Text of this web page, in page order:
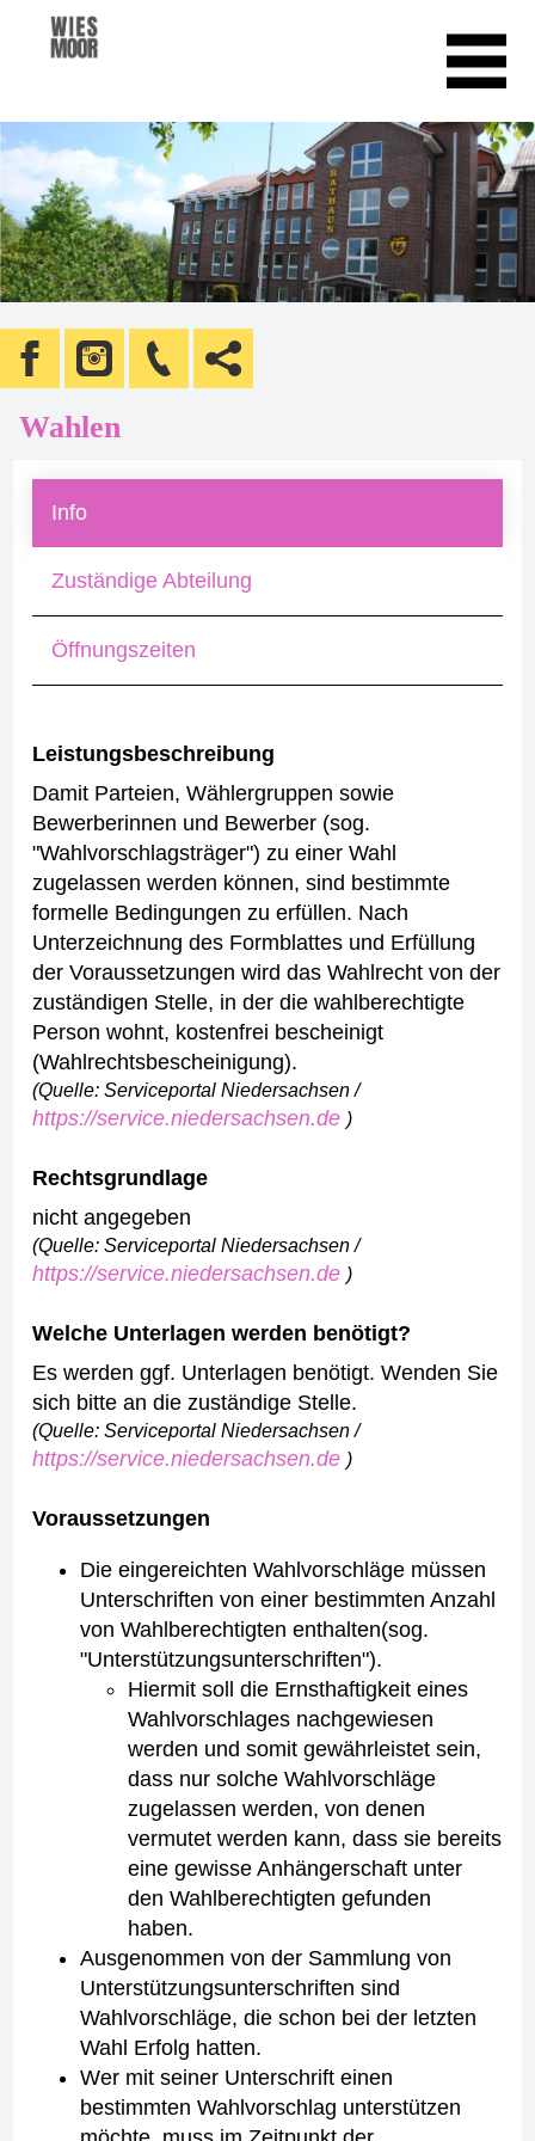
Wahlen
Info
Zuständige Abteilung
Öffnungszeiten
Leistungsbeschreibung
Damit Parteien, Wählergruppen sowie
Bewerberinnen und Bewerber (sog.
"Wahlvorschlagsträger") zu einer Wahl
zugelassen werden können, sind bestimmte
formelle Bedingungen zu erfüllen. Nach
Unterzeichnung des Formblattes und Erfüllung
der Voraussetzungen wird das Wahlrecht von der
zuständigen Stelle, in der die wahlberechtigte
Person wohnt, kostenfrei bescheinigt
(Wahlrechtsbescheinigung).
(Quelle: Serviceportal Niedersachsen /
https://service.niedersachsen.de )
Rechtsgrundlage
nicht angegeben
(Quelle: Serviceportal Niedersachsen /
https://service.niedersachsen.de )
Welche Unterlagen werden benötigt?
Es werden ggf. Unterlagen benötigt. Wenden Sie
sich bitte an die zuständige Stelle.
(Quelle: Serviceportal Niedersachsen /
https://service.niedersachsen.de )
Voraussetzungen
Die eingereichten Wahlvorschläge müssen
Unterschriften von einer bestimmten Anzahl
von Wahlberechtigten enthalten(sog.
"Unterstützungsunterschriften").
Hiermit soll die Ernsthaftigkeit eines
Wahlvorschlages nachgewiesen
werden und somit gewährleistet sein,
dass nur solche Wahlvorschläge
zugelassen werden, von denen
vermutet werden kann, dass sie bereits
eine gewisse Anhängerschaft unter
den Wahlberechtigten gefunden
haben.
Ausgenommen von der Sammlung von
Unterstützungsunterschriften sind
Wahlvorschläge, die schon bei der letzten
Wahl Erfolg hatten.
Wer mit seiner Unterschrift einen
bestimmten Wahlvorschlag unterstützen